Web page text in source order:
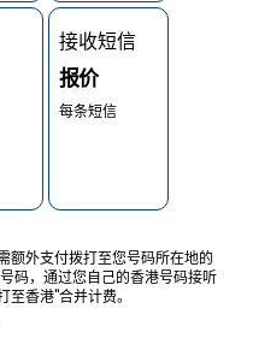
接收短信
报价
每条短信
额外支付拨打至您号码所在地的
码，通过您自己的香港号码接听
至香港"合并计费。